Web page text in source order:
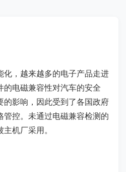
化，越来越多的电子产品走进
电磁兼容性对汽车的安全
的影响，因此受到了各国政府
管控。未通过电磁兼容检测的
机厂采用。